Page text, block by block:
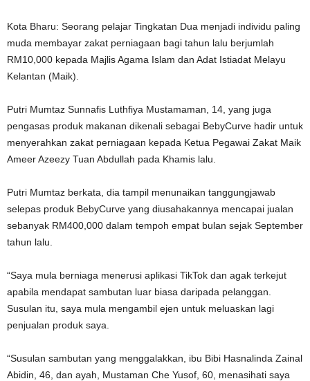
Kota Bharu: Seorang pelajar Tingkatan Dua menjadi individu paling
muda membayar zakat perniagaan bagi tahun lalu berjumlah
RM10,000 kepada Majlis Agama Islam dan Adat Istiadat Melayu
Kelantan (Maik).
Putri Mumtaz Sunnafis Luthfiya Mustamaman, 14, yang juga
pengasas produk makanan dikenali sebagai BebyCurve hadir untuk
menyerahkan zakat perniagaan kepada Ketua Pegawai Zakat Maik
Ameer Azeezy Tuan Abdullah pada Khamis lalu.
Putri Mumtaz berkata, dia tampil menunaikan tanggungjawab
selepas produk BebyCurve yang diusahakannya mencapai jualan
sebanyak RM400,000 dalam tempoh empat bulan sejak September
tahun lalu.
“Saya mula berniaga menerusi aplikasi TikTok dan agak terkejut
apabila mendapat sambutan luar biasa daripada pelanggan.
Susulan itu, saya mula mengambil ejen untuk meluaskan lagi
penjualan produk saya.
“Susulan sambutan yang menggalakkan, ibu Bibi Hasnalinda Zainal
Abidin, 46, dan ayah, Mustaman Che Yusof, 60, menasihati saya